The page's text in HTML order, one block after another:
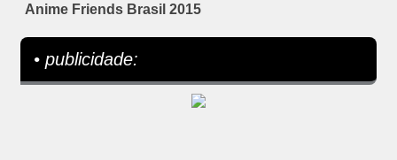
Anime Friends Brasil 2015
• publicidade: